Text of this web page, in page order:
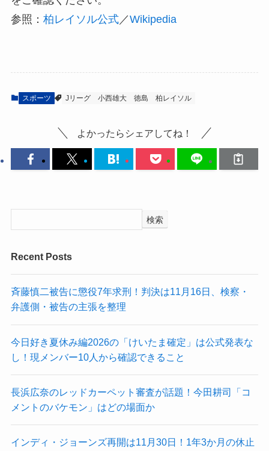
参照： 柏レイソル公式／Wikipedia
スポーツ Jリーグ 小西雄大 徳島 柏レイソル
よかったらシェアしてね！
検索
Recent Posts
斉藤慎二被告に懲役7年求刑！判決は11月16日、検察・
弁護側・被告の主張を整理
今日好き夏休み編2026の「けいたま確定」は公式発表な
し！現メンバー10人から確認できること
長浜広奈のレッドカーペット審査が話題！今田耕司「コ
メントのバケモン」はどの場面か
インディ・ジョーンズ再開は11月30日！1年3か月の休止